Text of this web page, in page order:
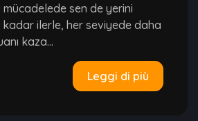
sen de yerini
kadar ilerle, her seviyede daha
kaza...
Leggi di più